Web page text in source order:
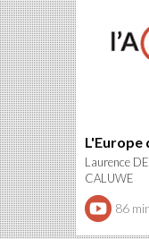
L'Europe
Laurence
CALUWE
86